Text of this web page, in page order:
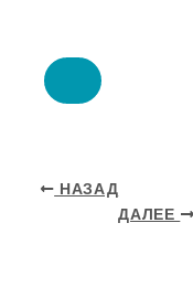
НАЗАД
ДАЛЕЕ